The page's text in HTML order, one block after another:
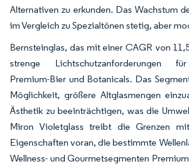
Alternativen zu erkunden. Das Wachstum
im Vergleich zu Spezialtönen stetig, aber
Bernsteinglas, das mit einer CAGR von
strenge Lichtschutzanforderungen
Premium-Bier und Botanicals. Das
Möglichkeit, größere Altglasmengen
Ästhetik zu beeinträchtigen, was die
Miron Violetglass treibt die Grenzen
Eigenschaften voran, die bestimmte
Wellness- und Gourmetsegmenten